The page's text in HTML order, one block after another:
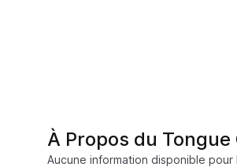
À Propos du Tongue
Aucune information disponible pour